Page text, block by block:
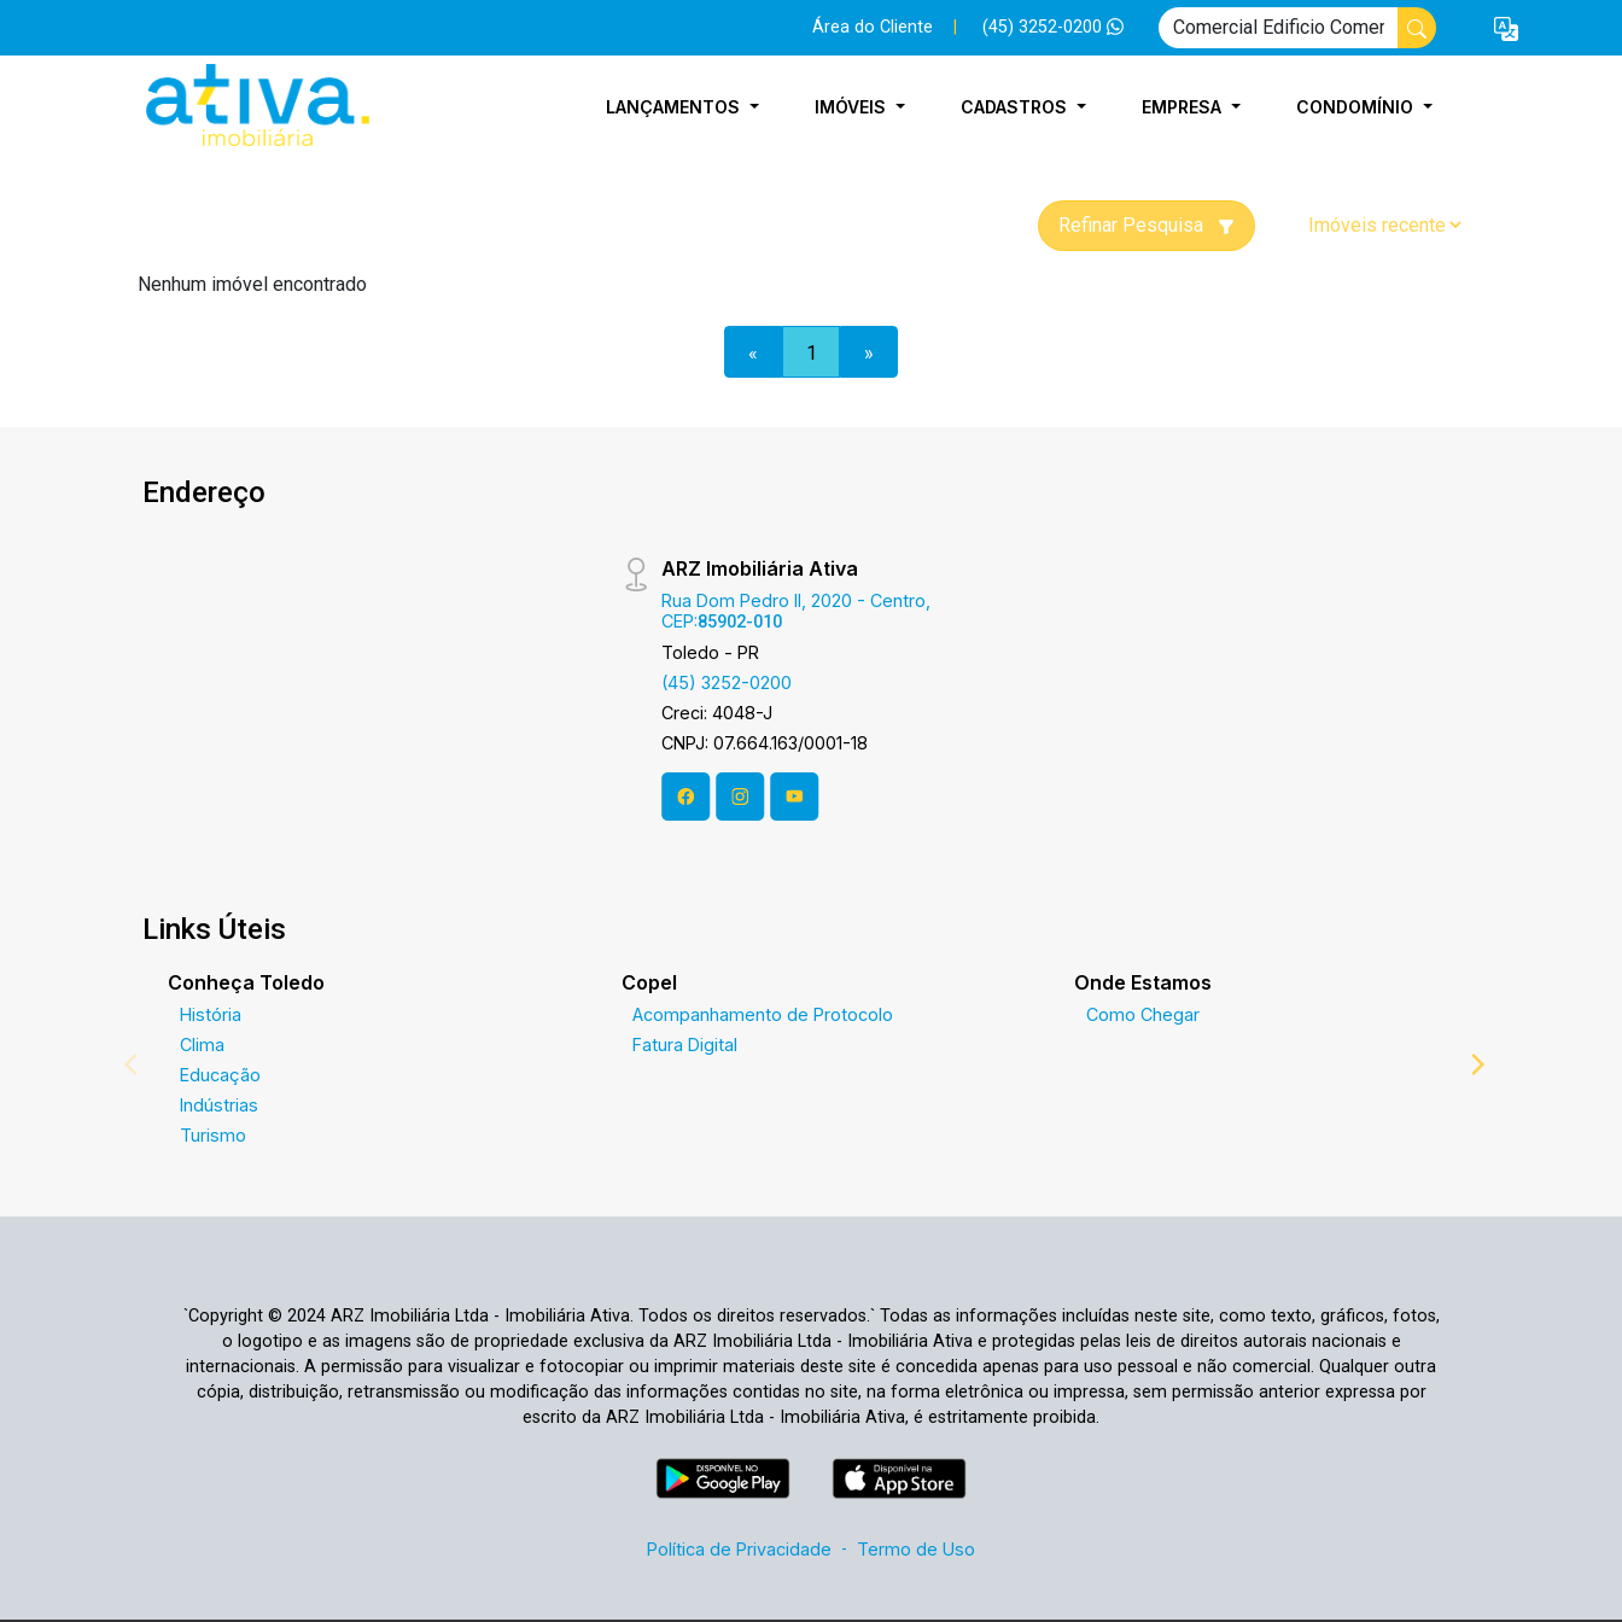
Área do Cliente (45) 3252-0200
LANÇAMENTOS IMÓVEIS CADASTROS EMPRESA CONDOMÍNIO
Refinar Pesquisa
Nenhum imóvel encontrado
« 1 »
Endereço
ARZ Imobiliária Ativa
Rua Dom Pedro II, 2020 - Centro,
CEP:85902-010
Toledo - PR
(45) 3252-0200
Creci: 4048-J
CNPJ: 07.664.163/0001-18
Links Úteis
Conheça Toledo
História
Clima
Educação
Indústrias
Turismo
Copel
Acompanhamento de Protocolo
Fatura Digital
Onde Estamos
Como Chegar
`Copyright © 2024 ARZ Imobiliária Ltda - Imobiliária Ativa. Todos os direitos reservados.` Todas as informações incluídas neste site, como texto, gráficos, fotos,
o logotipo e as imagens são de propriedade exclusiva da ARZ Imobiliária Ltda - Imobiliária Ativa e protegidas pelas leis de direitos autorais nacionais e
internacionais. A permissão para visualizar e fotocopiar ou imprimir materiais deste site é concedida apenas para uso pessoal e não comercial. Qualquer outra
cópia, distribuição, retransmissão ou modificação das informações contidas no site, na forma eletrônica ou impressa, sem permissão anterior expressa por
escrito da ARZ Imobiliária Ltda - Imobiliária Ativa, é estritamente proibida.
Política de Privacidade - Termo de Uso